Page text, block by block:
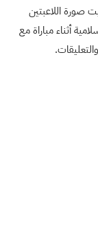
صورة اللاعبتين
أثناء مباراة مع